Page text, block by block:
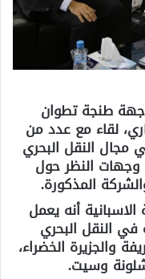
طنجة تطوان
02 ماي الجاري، لقاء مع عدد من
مجال النقل البحري
وجهات النظر حول
المذكورة.
أنه يعمل
النقل البحري
والجزيرة الخضراء،
وسيت.